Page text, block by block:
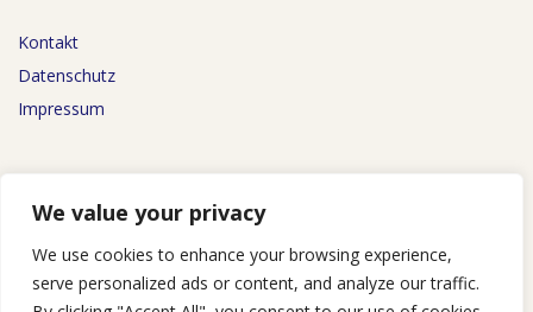
We value your privacy
We use cookies to enhance your browsing experience,
serve personalized ads or content, and analyze our traffic.
Kontakt
Datenschutz
Impressum
AGB